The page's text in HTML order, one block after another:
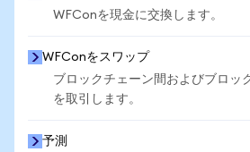
WFConを現金に交換します。
WFConをスワップ
ブロックチェーン間およびブロッ
を取引します。
予測